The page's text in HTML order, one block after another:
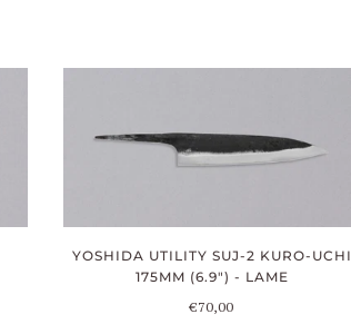
YOSHIDA UTILITY SUJ-2 KURO-UCHI
175MM (6.9") - LAME
€70,00